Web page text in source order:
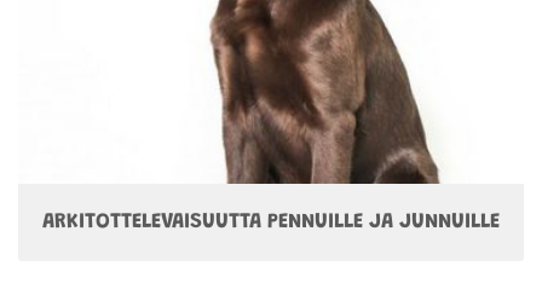
ARKITOTTELEVAISUUTTA PENNUILLE JA JUNNUILLE